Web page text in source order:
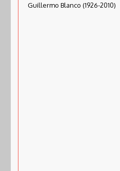
Guillermo Blanco (1926-2010)